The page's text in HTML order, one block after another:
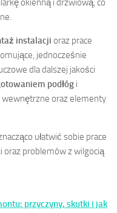
instalacji oraz prace
jednocześnie
dla dalszej jakości
podłóg i
oraz elementy
ułatwić sobie prace
oraz problemów z wilgocią
przyczyny, skutki i jak